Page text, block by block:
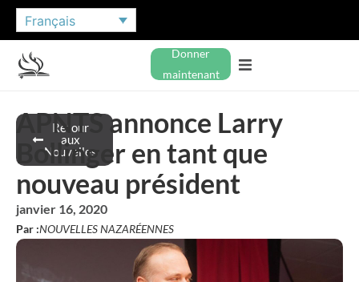
Français
Donner
maintenant
Retour
aux
Nouvelles
APNTS annonce Larry
Bollinger en tant que
nouveau président
janvier 16, 2020
Par :NOUVELLES NAZARÉENNES